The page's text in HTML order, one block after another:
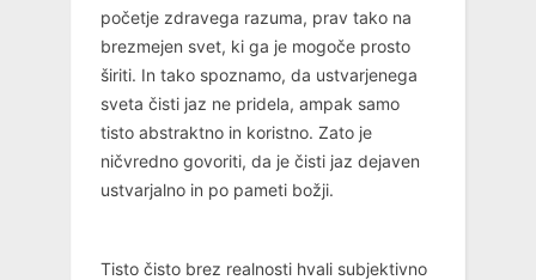
početje zdravega razuma, prav tako na
brezmejen svet, ki ga je mogoče prosto
širiti. In tako spoznamo, da ustvarjenega
sveta čisti jaz ne pridela, ampak samo
tisto abstraktno in koristno. Zato je
ničvredno govoriti, da je čisti jaz dejaven
ustvarjalno in po pameti božji.
Tisto čisto brez realnosti hvali subjektivno